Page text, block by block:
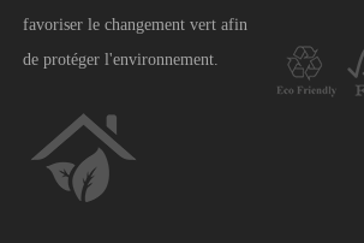
favoriser le changement vert afin
de protéger l'environnement.